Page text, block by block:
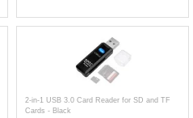
2-in-1 USB 3.0 Card Reader for SD and TF
Cards - Black